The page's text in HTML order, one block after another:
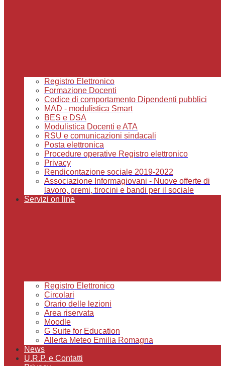
Registro Elettronico
Formazione Docenti
Codice di comportamento Dipendenti pubblici
MAD - modulistica Smart
BES e DSA
Modulistica Docenti e ATA
RSU e comunicazioni sindacali
Posta elettronica
Procedure operative Registro elettronico
Privacy
Rendicontazione sociale 2019-2022
Associazione Informagiovani - Nuove offerte di
lavoro, premi, tirocini e bandi per il sociale
Servizi on line
Registro Elettronico
Circolari
Orario delle lezioni
Area riservata
Moodle
G Suite for Education
Allerta Meteo Emilia Romagna
News
U.R.P. e Contatti